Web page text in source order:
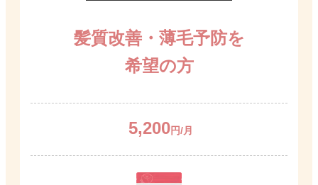
髪質改善・薄毛予防を
希望の方
5,200円/月